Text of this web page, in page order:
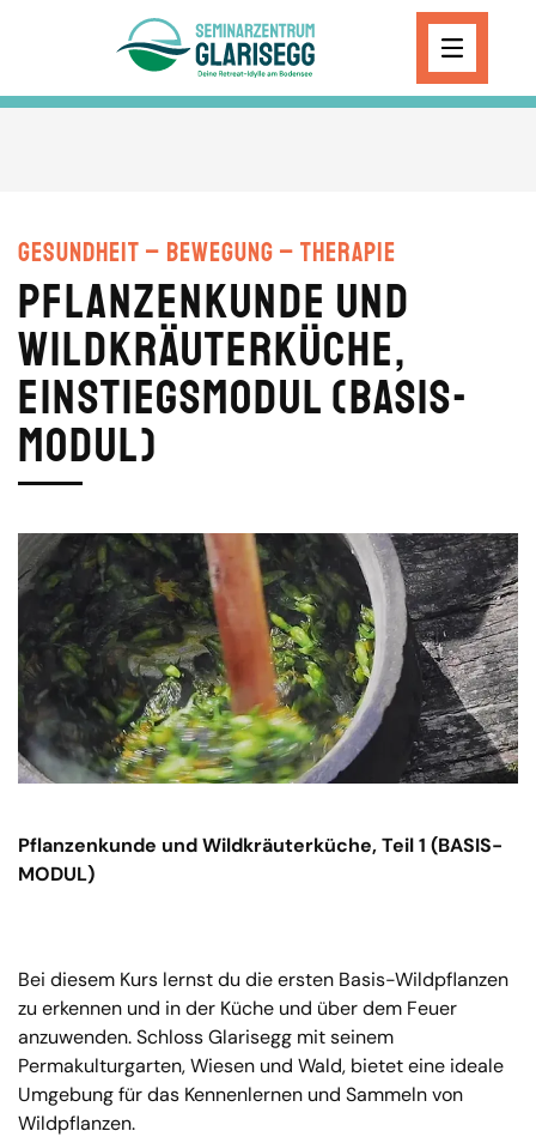
Skip to main content
Gesundheit – Bewegung – Therapie
Pflanzenkunde und
Wildkräuterküche,
Einstiegsmodul (BASIS-
MODUL)
Pflanzenkunde und Wildkräuterküche, Teil 1 (BASIS-
MODUL)
Bei diesem Kurs lernst du die ersten Basis-Wildpflanzen
zu erkennen und in der Küche und über dem Feuer
anzuwenden. Schloss Glarisegg mit seinem
Permakulturgarten, Wiesen und Wald, bietet eine ideale
Umgebung für das Kennenlernen und Sammeln von
Wildpflanzen.